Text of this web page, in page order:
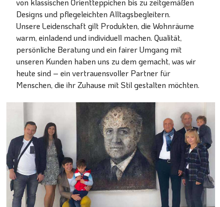
von klassischen Orientteppichen bis zu zeitgemäßen
Designs und pflegeleichten Alltagsbegleitern.
Unsere Leidenschaft gilt Produkten, die Wohnräume
warm, einladend und individuell machen. Qualität,
persönliche Beratung und ein fairer Umgang mit
unseren Kunden haben uns zu dem gemacht, was wir
heute sind – ein vertrauensvoller Partner für
Menschen, die ihr Zuhause mit Stil gestalten möchten.